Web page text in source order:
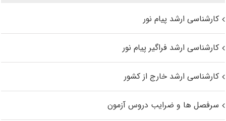
کارشناسی ارشد پیام نور
کارشناسی ارشد فراگیر پیام نور
کارشناسی ارشد خارج از کشور
سرفصل ها و ضرایب دروس آزمون